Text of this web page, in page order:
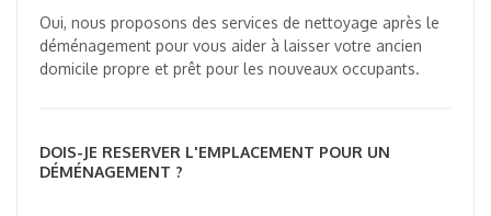
Oui, nous proposons des services de nettoyage après le
déménagement pour vous aider à laisser votre ancien
domicile propre et prêt pour les nouveaux occupants.
DOIS-JE RESERVER L'EMPLACEMENT POUR UN
DÉMÉNAGEMENT ?